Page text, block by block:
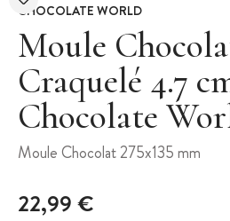
CHOCOLATE WORLD
Moule
Craquelé 4.7
Chocolate
Moule Chocolat 275x135 mm
22,99 €